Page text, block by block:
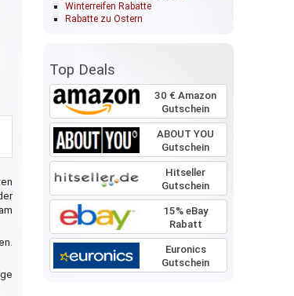
Winterreifen Rabatte
Rabatte zu Ostern
Top Deals
30 € Amazon
Gutschein
ABOUT YOU
Gutschein
Hitseller
Gutschein
15% eBay
Rabatt
Euronics
Gutschein